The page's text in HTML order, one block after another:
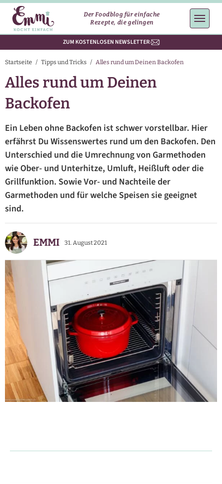
Der Foodblog für einfache
Rezepte, die gelingen
ZUM KOSTENLOSEN NEWSLETTER
Startseite / Tipps und Tricks / Alles rund um Deinen Backofen
Alles rund um Deinen
Backofen
Ein Leben ohne Backofen ist schwer vorstellbar. Hier
erfährst Du Wissenswertes rund um den Backofen. Den
Unterschied und die Umrechnung von Garmethoden
wie Ober- und Unterhitze, Umluft, Heißluft oder die
Grillfunktion. Sowie Vor- und Nachteile der
Garmethoden und für welche Speisen sie geeignet
sind.
EMMI 31. August 2021